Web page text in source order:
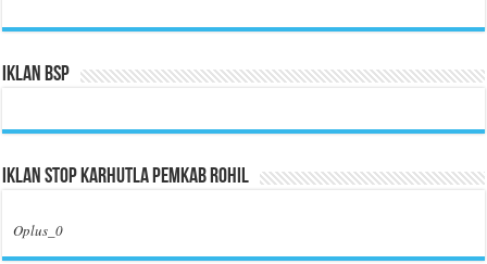
Iklan BSP
Iklan Stop Karhutla Pemkab Rohil
Oplus_0